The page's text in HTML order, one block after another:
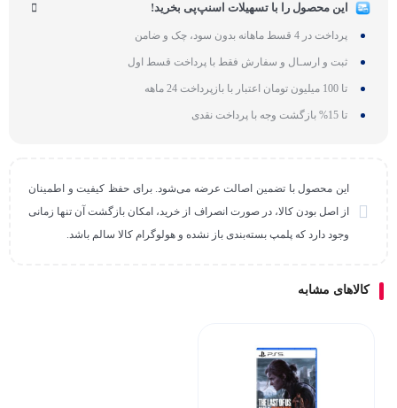
این محصول را با تسهیلات اسنپ‌پی بخرید!
پرداخت در 4 قسط ماهانه بدون سود، چک و ضامن
ثبت و ارسـال و سفارش فقط با پرداخت قسط اول
تا 100 میلیون تومان اعتبار با بازپرداخت 24 ماهه
تا 15% بازگشت وجه با پرداخت نقدی
این محصول با تضمین اصالت عرضه می‌شود. برای حفظ کیفیت و اطمینان
از اصل بودن کالا، در صورت انصراف از خرید، امکان بازگشت آن تنها زمانی
وجود دارد که پلمپ بسته‌بندی باز نشده و هولوگرام کالا سالم باشد.
کالاهای مشابه